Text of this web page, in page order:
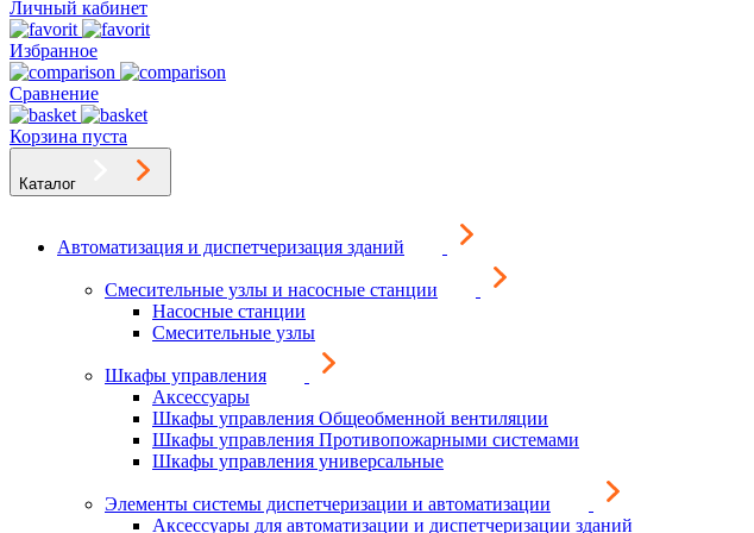
Личный кабинет
Избранное
Сравнение
Корзина пуста
Каталог
Автоматизация и диспетчеризация зданий
Смесительные узлы и насосные станции
Насосные станции
Смесительные узлы
Шкафы управления
Аксессуары
Шкафы управления Общеобменной вентиляции
Шкафы управления Противопожарными системами
Шкафы управления универсальные
Элементы системы диспетчеризации и автоматизации
Аксессуары для автоматизации и диспетчеризации зданий